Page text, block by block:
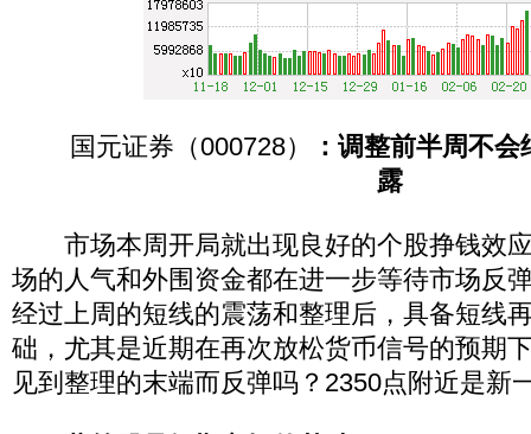
国元证券（000728）
：调整前半周不
露
市场本周开局就出现良好的个股挣钱效
场的人气和外围资金都在进一步等待市场反
经过上周的短线的震荡和整理后，具备短线
础，尤其是近期在再次放松货币信号的预期
见到整理的末端而反弹吗？2350点附近是新